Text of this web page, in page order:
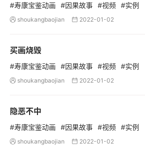
#寿康宝鉴动画 #因果故事 #视频 #实例
 shoukangbaojian  2022-01-02
买画烧毁
#寿康宝鉴动画 #因果故事 #视频 #实例
 shoukangbaojian  2022-01-02
隐恶不中
#寿康宝鉴动画 #因果故事 #视频 #实例
 shoukangbaojian  2022-01-02